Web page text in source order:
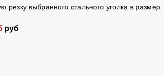
выбранного стального уголка в размер.
руб